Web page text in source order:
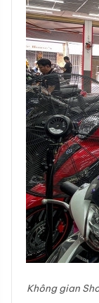
Không gian